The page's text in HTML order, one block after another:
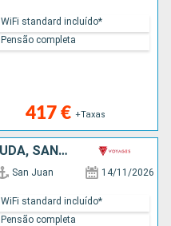
417 € +Taxas
WiFi standard incluído*
Pensão completa
TORTOLA, ANTÍGUA E BARBUDA, SANTA LÚCIA, PORTO RICO
San Juan 14/11/2026
WiFi standard incluído*
Pensão completa